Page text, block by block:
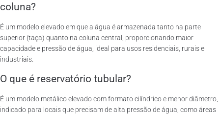
coluna?
É um modelo elevado em que a água é armazenada tanto na parte
superior (taça) quanto na coluna central, proporcionando maior
capacidade e pressão de água, ideal para usos residenciais, rurais e
industriais.
O que é reservatório tubular?
É um modelo metálico elevado com formato cilíndrico e menor diâmetro,
indicado para locais que precisam de alta pressão de água, como áreas